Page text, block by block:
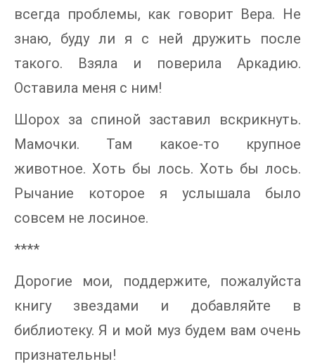
всегда проблемы, как говорит Вера. Не
знаю, буду ли я с ней дружить после
такого. Взяла и поверила Аркадию.
Оставила меня с ним!
Шорох за спиной заставил вскрикнуть.
Мамочки. Там какое-то крупное
животное. Хоть бы лось. Хоть бы лось.
Рычание которое я услышала было
совсем не лосиное.
****
Дорогие мои, поддержите, пожалуйста
книгу звездами и добавляйте в
библиотеку. Я и мой муз будем вам очень
признательны!